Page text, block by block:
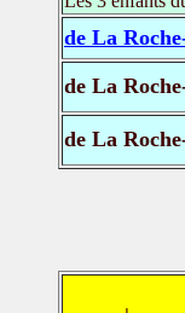
de La
de La
de La